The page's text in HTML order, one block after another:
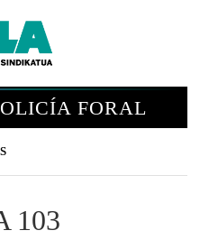
FORAL
103